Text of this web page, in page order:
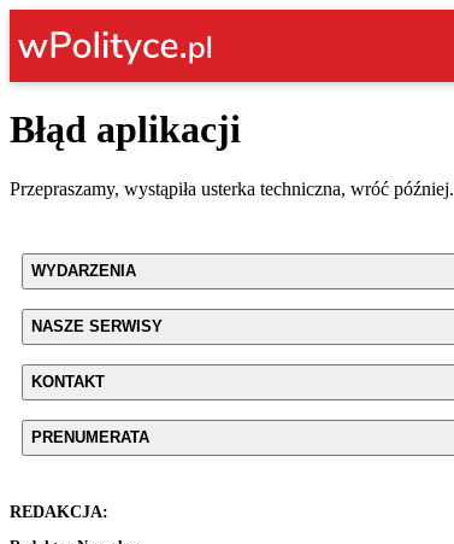
Błąd aplikacji
Przepraszamy, wystąpiła usterka techniczna, wróć później.
WYDARZENIA
NASZE SERWISY
KONTAKT
PRENUMERATA
REDAKCJA: